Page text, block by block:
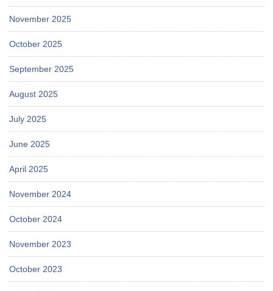
November 2025
October 2025
September 2025
August 2025
July 2025
June 2025
April 2025
November 2024
October 2024
November 2023
October 2023